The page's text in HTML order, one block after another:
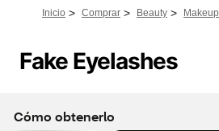
Inicio > Comprar > Beauty > Makeup
Fake Eyelashes
Cómo obtenerlo